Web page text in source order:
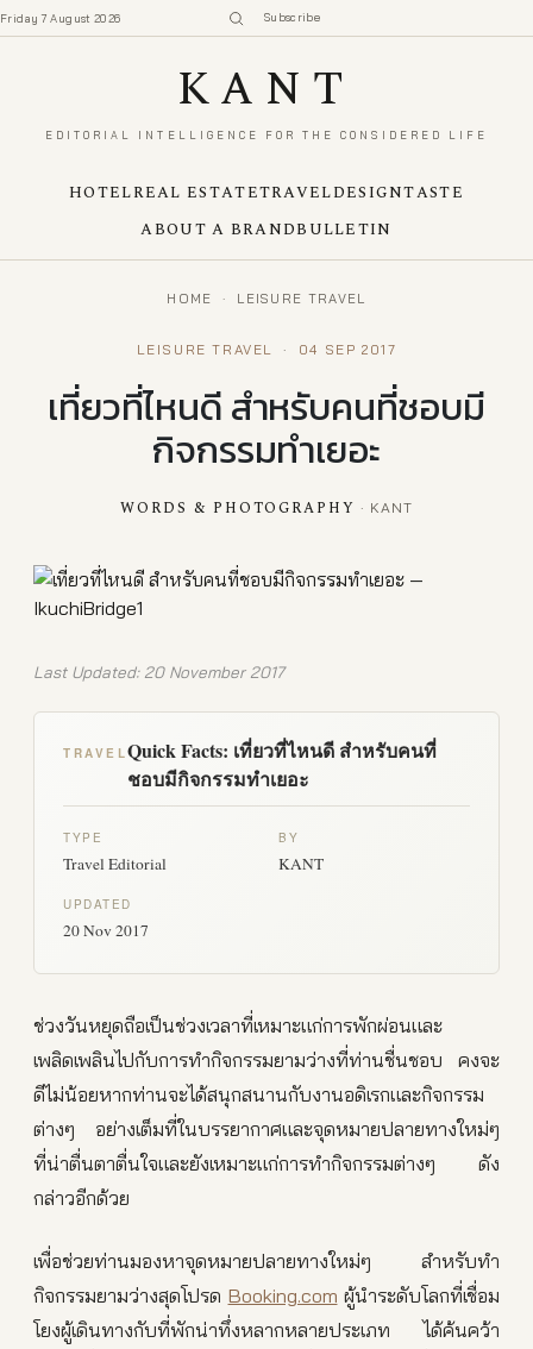
Friday 7 August 2026 Subscribe
KANT
EDITORIAL INTELLIGENCE FOR THE CONSIDERED LIFE
HOTELREAL ESTATETRAVELDESIGNTASTE
ABOUT A BRANDBULLETIN
HOME · LEISURE TRAVEL
LEISURE TRAVEL · 04 SEP 2017
เที่ยวที่ไหนดี สำหรับคนที่ชอบมี
กิจกรรมทำเยอะ
WORDS & PHOTOGRAPHY · KANT
Last Updated: 20 November 2017
TRAVEL Quick Facts: เที่ยวที่ไหนดี สำหรับคนที่
ชอบมีกิจกรรมทำเยอะ
TYPE
Travel Editorial
BY
KANT
UPDATED
20 Nov 2017
ช่วงวันหยุดถือเป็นช่วงเวลาที่เหมาะแก่การพักผ่อนและ
เพลิดเพลินไปกับการทำกิจกรรมยามว่างที่ท่านชื่นชอบ คงจะ
ดีไม่น้อยหากท่านจะได้สนุกสนานกับงานอดิเรกและกิจกรรม
ต่างๆ อย่างเต็มที่ในบรรยากาศและจุดหมายปลายทางใหม่ๆ
ที่น่าตื่นตาตื่นใจและยังเหมาะแก่การทำกิจกรรมต่างๆ ดัง
กล่าวอีกด้วย
เพื่อช่วยท่านมองหาจุดหมายปลายทางใหม่ๆ สำหรับทำ
กิจกรรมยามว่างสุดโปรด Booking.com ผู้นำระดับโลกที่เชื่อม
โยงผู้เดินทางกับที่พักน่าทึ่งหลากหลายประเภท ได้ค้นคว้า